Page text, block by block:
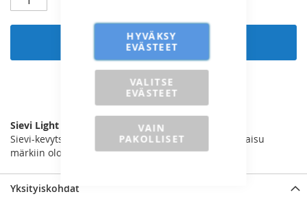
HYVÄKSY
EVÄSTEET
VALITSE
EVÄSTEET
VAIN
PAKOLLISET
Lisää ostoskoriin
LISÄÄ VERTAILUUN
Sievi Light Boot Black S5
Sievi-kevytsaappaat ovat mukava ja turvallinen ratkaisu
märkiin olosuhteisiin.
Yksityiskohdat